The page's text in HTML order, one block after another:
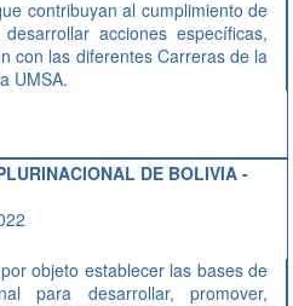
contribuyan al cumplimiento de
acciones específicas,
con las diferentes Carreras de la
UMSA.
DE BOLIVIA -
objeto establecer las bases de
para desarrollar, promover,